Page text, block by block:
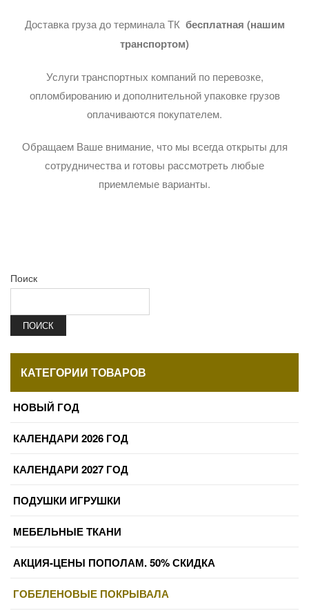
Доставка груза до терминала ТК бесплатная (нашим
транспортом)
Услуги транспортных компаний по перевозке,
опломбированию и дополнительной упаковке грузов
оплачиваются покупателем.
Обращаем Ваше внимание, что мы всегда открыты для
сотрудничества и готовы рассмотреть любые
приемлемые варианты.
Поиск
ПОИСК
КАТЕГОРИИ ТОВАРОВ
НОВЫЙ ГОД
КАЛЕНДАРИ 2026 ГОД
КАЛЕНДАРИ 2027 ГОД
ПОДУШКИ ИГРУШКИ
МЕБЕЛЬНЫЕ ТКАНИ
АКЦИЯ-ЦЕНЫ ПОПОЛАМ. 50% СКИДКА
ГОБЕЛЕНОВЫЕ ПОКРЫВАЛА